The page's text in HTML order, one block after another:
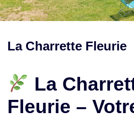
La Charrette Fleurie
La
Fleurie –